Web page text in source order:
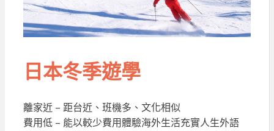
日本冬季遊學
離家近 – 距台近、班機多、文化相似
費用低 – 能以較少費用體驗海外生活充實人生外語